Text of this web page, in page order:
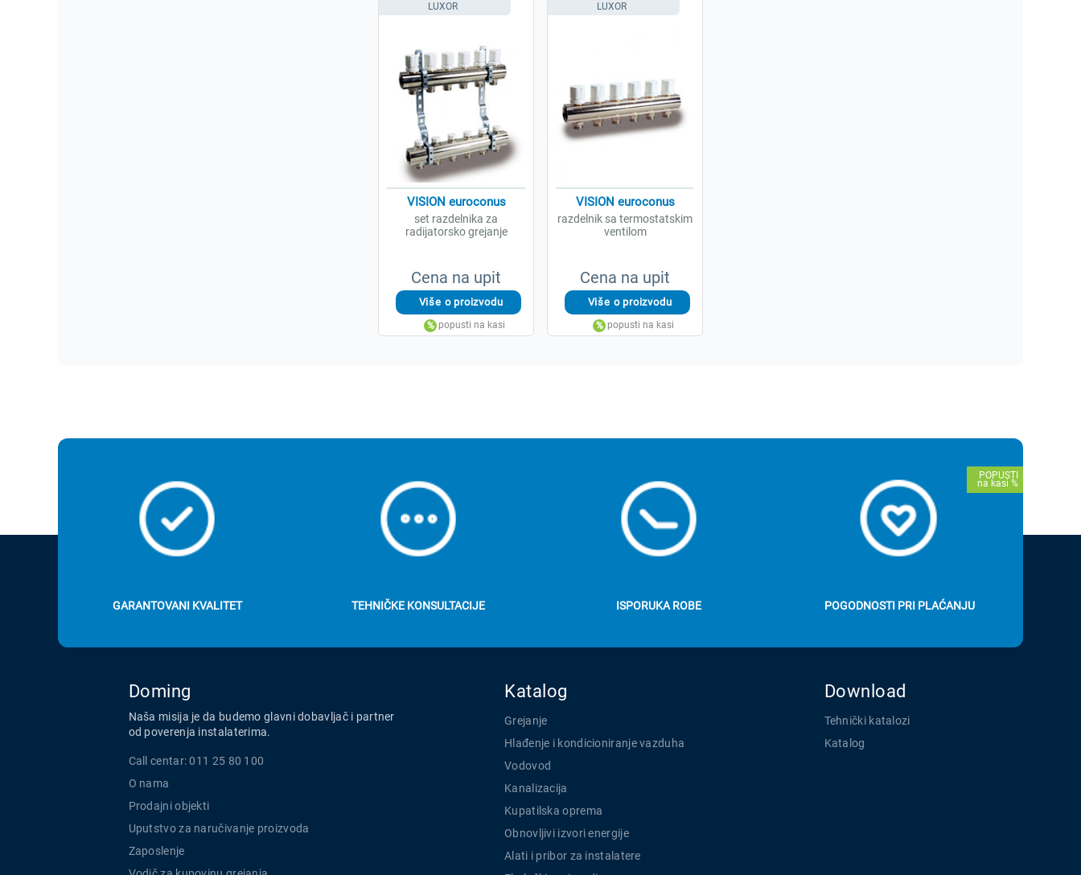
Cena na upit
VISION euroconus
set razdelnika za
radijatorsko grejanje
LUXOR
Cena na upit
VISION euroconus
razdelnik sa termostatskim
ventilom
LUXOR
GARANTOVANI KVALITET TEHNIČKE KONSULTACIJE ISPORUKA ROBE POGODNOSTI PRI PLAĆANJU
Doming
Naša misija je da budemo glavni dobavljač i partner
od poverenja instalaterima.
Call centar: 011 25 80 100
O nama
Prodajni objekti
Uputstvo za naručivanje proizvoda
Zaposlenje
Katalog
Grejanje
Hlađenje i kondicioniranje vazduha
Vodovod
Kanalizacija
Kupatilska oprema
Obnovljivi izvori energije
Alati i pribor za instalatere
Download
Tehnički katalozi
Katalog